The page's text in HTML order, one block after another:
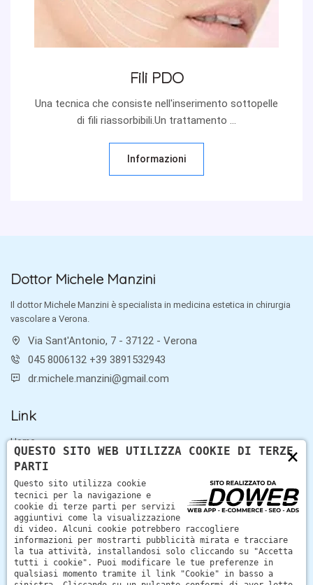
Fili PDO
Una tecnica che consiste nell'inserimento sottopelle
di fili riassorbibili.Un trattamento ...
Informazioni
Dottor Michele Manzini
Il dottor Michele Manzini è specialista in medicina estetica in chirurgia
vascolare a Verona.
Via Sant'Antonio, 7 - 37122 - Verona
045 8006132 +39 3891532943
dr.michele.manzini@gmail.com
Link
Home
Servizi
Medicina estetica a Verona
Il Dottor Manzini si occupa di medicina estetica a Verona,
migliora la qualità della vita di chi vive un disagio per un
inestetismo.
×
QUESTO SITO WEB UTILIZZA COOKIE DI TERZE
PARTI
Questo sito utilizza cookie
tecnici per la navigazione e
cookie di terze parti per servizi
aggiuntivi come la visualizzazione
di video. Alcuni cookie potrebbero raccogliere
informazioni per mostrarti pubblicità mirata e tracciare
la tua attività, installandosi solo cliccando su "Accetta
tutti i cookie". Puoi modificare le tue preferenze in
qualsiasi momento tramite il link "Cookie" in basso a